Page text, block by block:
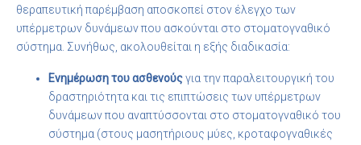
θεραπευτική παρέμβαση αποσκοπεί στον έλεγχο των
υπέρμετρων δυνάμεων που ασκούνται στο στοματογναθικό
σύστημα. Συνήθως, ακολουθείται η εξής διαδικασία:
Ενημέρωση του ασθενούςγια την παραλειτουργική του
δραστηριότητα και τις επιπτώσεις των υπέρμετρων
δυνάμεων που αναπτύσσονται στο στοματογναθικό του
σύστημα (στους μασητήριους μύες, κροταφογναθικές